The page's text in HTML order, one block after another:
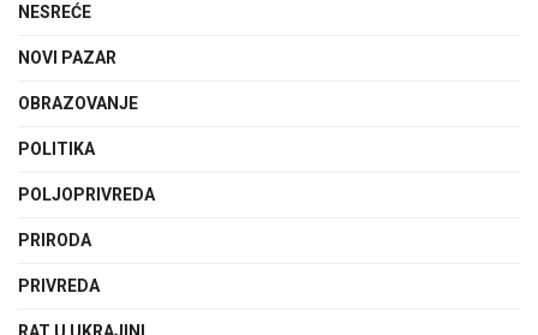
NESREĆE
NOVI PAZAR
OBRAZOVANJE
POLITIKA
POLJOPRIVREDA
PRIRODA
PRIVREDA
RAT U UKRAJINI